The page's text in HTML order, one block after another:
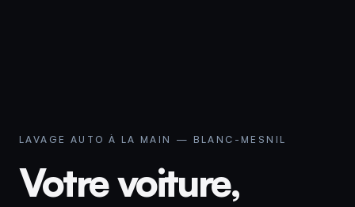
LAVAGE AUTO À LA MAIN — BLANC-MESNIL
Votre voiture,